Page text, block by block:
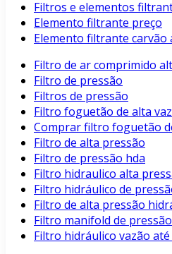
Filtros e elementos
Elemento filtrante preço
Elemento filtrante carvão
Filtro de ar comprimido
Filtro de pressão
Filtros de pressão
Filtro foguetão de alta
Comprar filtro foguetão
Filtro de alta pressão
Filtro de pressão hda
Filtro hidraulico alta
Filtro hidráulico de
Filtro de alta pressão
Filtro manifold de
Filtro hidráulico vazão